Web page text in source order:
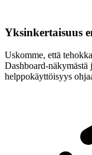
Yksinkertaisuus
Uskomme, että
Dashboard-näkymästä
helppokäyttöisyys